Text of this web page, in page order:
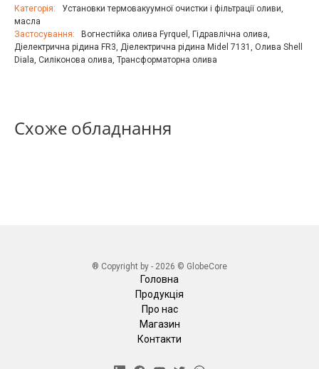
Категорія:
Установки термовакуумної очистки і фільтрації оливи,
масла
Застосування:
Вогнестійка олива Fyrquel , Гідравлічна олива,
Діелектрична рідина FR3, Діелектрична рідина Midel 7131 , Олива Shell
Diala, Силіконова олива, Трансформаторна олива
Схоже обладнання
Головна
Продукція
Про нас
Магазин
Контакти
® Copyright by - 2026 © GlobeCore